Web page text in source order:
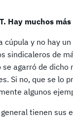
Hay muchos más
cúpula y no hay
de
agarró de
Si no, que se lo
algunos
tienen sus